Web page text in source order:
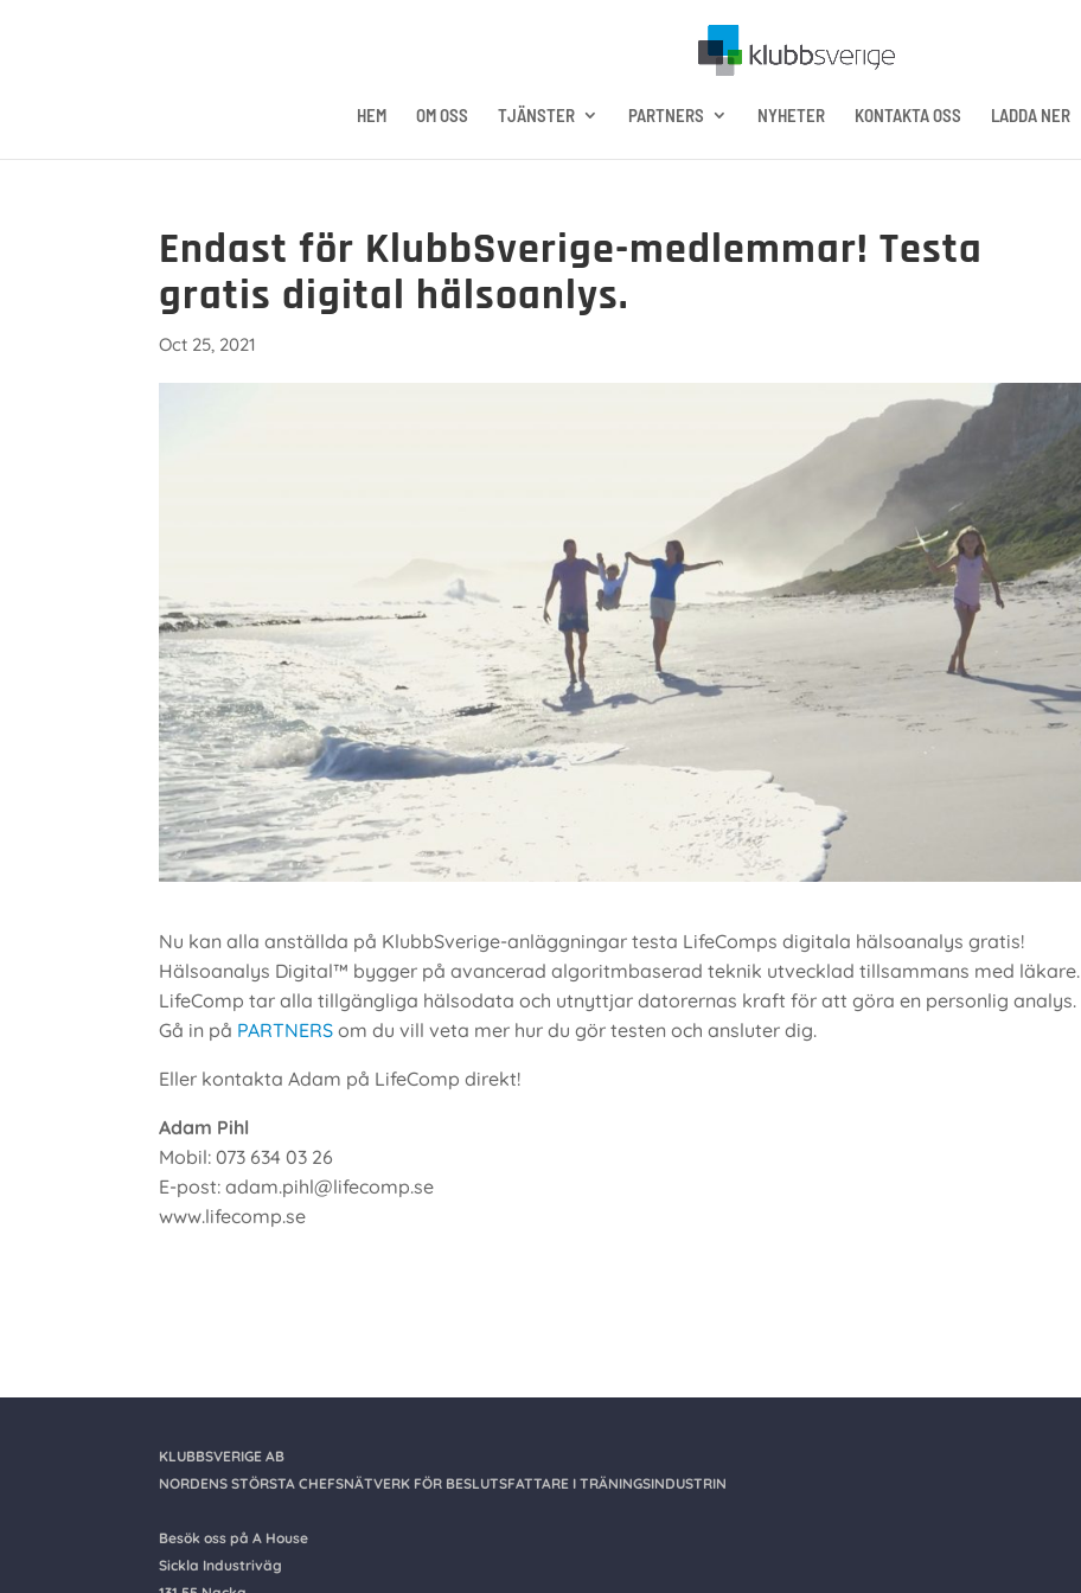
HEM OM OSS TJÄNSTER PARTNERS NYHETER KONTAKTA OSS LADDA NER
Endast för KlubbSverige-medlemmar! Testa
gratis digital hälsoanlys.
Oct 25, 2021
Nu kan alla anställda på KlubbSverige-anläggningar testa LifeComps digitala hälsoanalys gratis!
Hälsoanalys Digital™ bygger på avancerad algoritmbaserad teknik utvecklad tillsammans med läkare.
LifeComp tar alla tillgängliga hälsodata och utnyttjar datorernas kraft för att göra en personlig analys.
Gå in på PARTNERS om du vill veta mer hur du gör testen och ansluter dig.
Eller kontakta Adam på LifeComp direkt!
Adam Pihl
Mobil: 073 634 03 26
E-post: adam.pihl@lifecomp.se
www.lifecomp.se
KLUBBSVERIGE AB
NORDENS STÖRSTA CHEFSNÄTVERK FÖR BESLUTSFATTARE I TRÄNINGSINDUSTRIN
Besök oss på A House
Sickla Industriväg